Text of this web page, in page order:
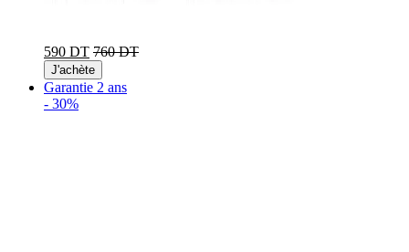
590 DT 760 DT
J'achète
Garantie 2 ans
- 30%